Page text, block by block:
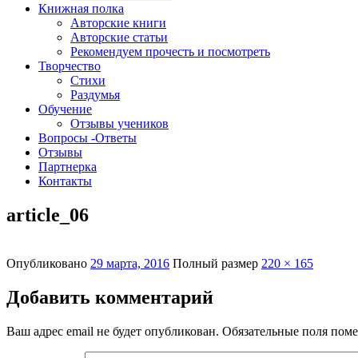
Книжная полка
Авторские книги
Авторские статьи
Рекомендуем прочесть и посмотреть
Творчество
Стихи
Раздумья
Обучение
Отзывы учеников
Вопросы -Ответы
Отзывы
Партнерка
Контакты
article_06
Опубликовано 29 марта, 2016 Полный размер 220 × 165
Добавить комментарий
Ваш адрес email не будет опубликован. Обязательные поля